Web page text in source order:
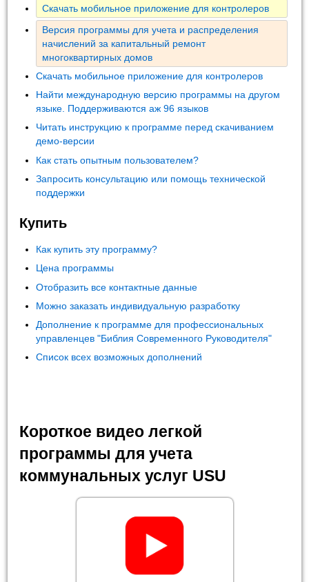
Скачать мобильное приложение для контролеров
Версия программы для учета и распределения
начислений за капитальный ремонт
многоквартирных домов
Скачать мобильное приложение для контролеров
Найти международную версию программы на другом
языке. Поддерживаются аж 96 языков
Читать инструкцию к программе перед скачиванием
демо-версии
Как стать опытным пользователем?
Запросить консультацию или помощь технической
поддержки
Купить
Как купить эту программу?
Цена программы
Отобразить все контактные данные
Можно заказать индивидуальную разработку
Дополнение к программе для профессиональных
управленцев "Библия Современного Руководителя"
Список всех возможных дополнений
Короткое видео легкой
программы для учета
коммунальных услуг USU